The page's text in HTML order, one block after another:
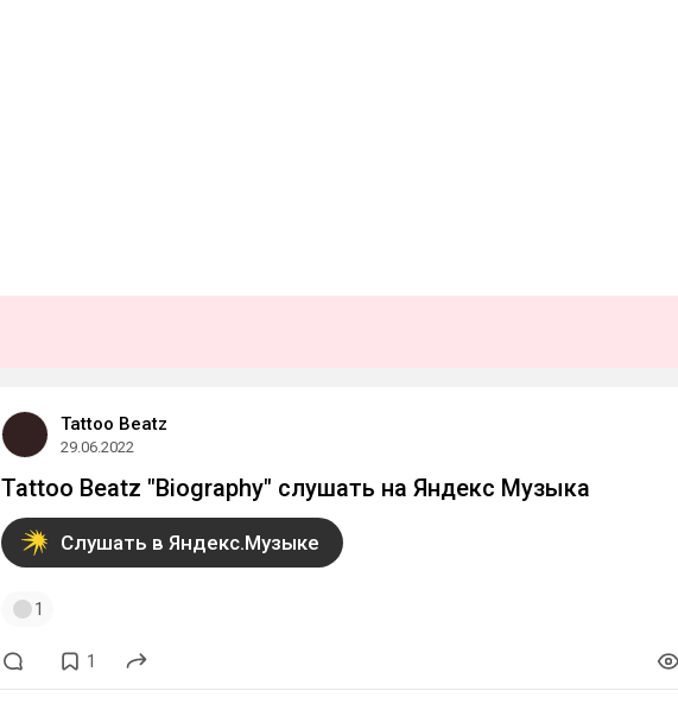
Tattoo Beatz
29.06.2022
Tattoo Beatz "Biography" слушать на Яндекс Музыка
Слушать в Яндекс.Музыке
1
1